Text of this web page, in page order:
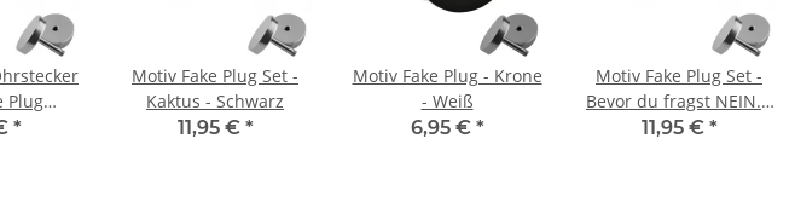
Plug
*
Motiv Fake Plug Set -
Kaktus - Schwarz
11,95 € *
Motiv Fake Plug - Krone
- Weiß
6,95 € *
Motiv Fake Plug Set -
Bevor du fragst NEIN. -
Schwarz-Weiß
11,95 € *